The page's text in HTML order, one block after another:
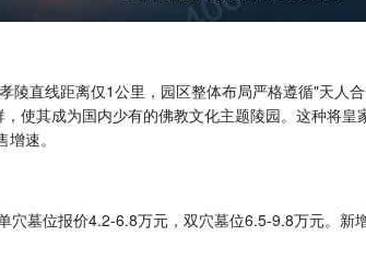
陵直线距离仅1公里，园区整体布局严格遵循"天
使其成为国内少有的佛教文化主题陵园。这种将
速。
穴墓位报价4.2-6.8万元，双穴墓位6.5-9.8万元。